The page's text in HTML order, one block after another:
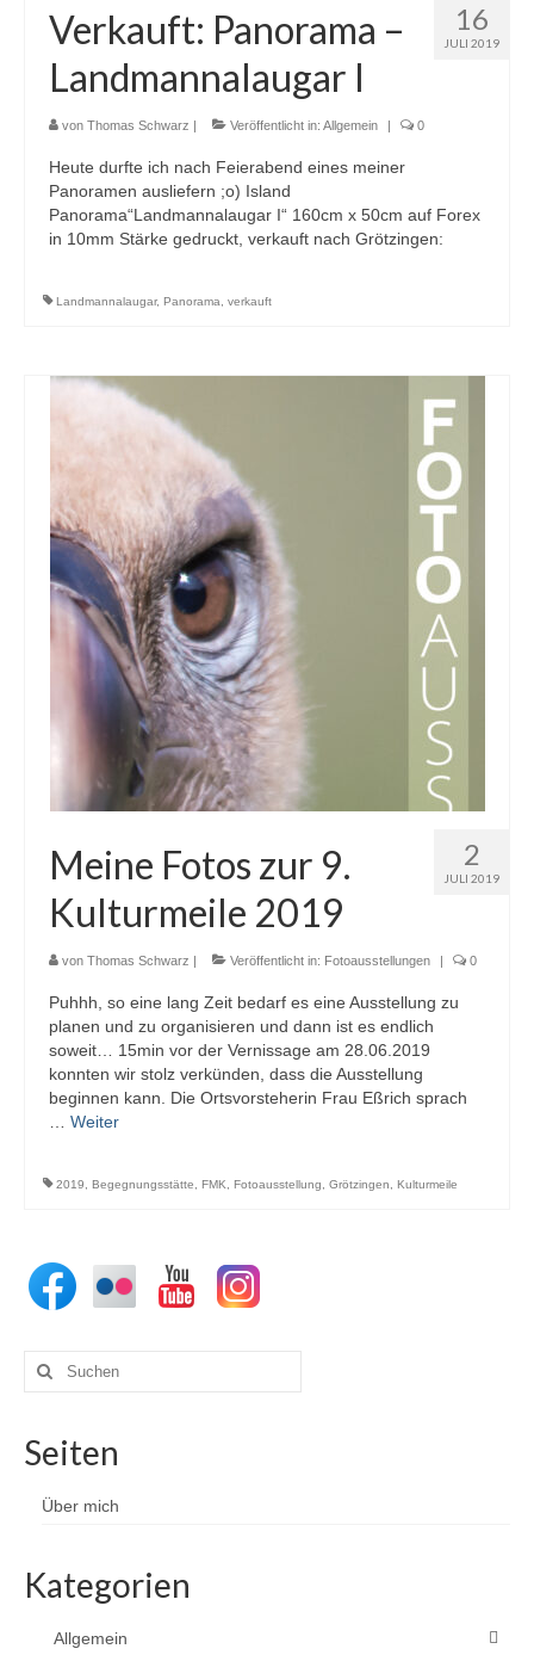
16
JULI 2019
Verkauft: Panorama –
Landmannalaugar I
von Thomas Schwarz | Veröffentlicht in: Allgemein | 0
Heute durfte ich nach Feierabend eines meiner
Panoramen ausliefern ;o) Island
Panorama“Landmannalaugar I“ 160cm x 50cm auf Forex
in 10mm Stärke gedruckt, verkauft nach Grötzingen:
Landmannalaugar, Panorama verkauft
2
JULI 2019
Meine Fotos zur 9.
Kulturmeile 2019
von Thomas Schwarz | Veröffentlicht in: Fotoausstellungen | 0
Puhhh, so eine lang Zeit bedarf es eine Ausstellung zu
planen und zu organisieren und dann ist es endlich
soweit… 15min vor der Vernissage am 28.06.2019
konnten wir stolz verkünden, dass die Ausstellung
beginnen kann. Die Ortsvorsteherin Frau Eßrich sprach
Weiter
2019 Begegnungsstätte FMK Fotoausstellung Grötzingen Kulturmeile
Suchen
nach:
Seiten
Über mich
Kategorien
Allgemein